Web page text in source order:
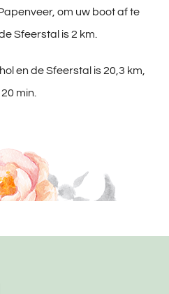
om uw boot af te
Sfeerstal is 2 km.
en de Sfeerstal is 20,3 km,
min.